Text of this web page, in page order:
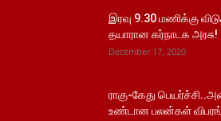
இரவு 9.30 மணிக்கு
தயாரான கர்நாடக அரசு!
December 17, 2020
ராகு-கேது
உண்டான பலன்கள்